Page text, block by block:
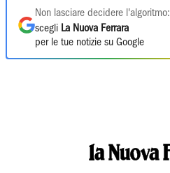
Non lasciare decidere l'algoritmo:
scegli La Nuova Ferrara
per le tue notizie su Google